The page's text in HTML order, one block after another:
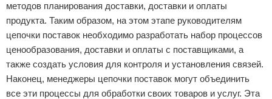
методов планирования доставки, доставки и оплаты
продукта. Таким образом, на этом этапе руководителям
цепочки поставок необходимо разработать набор процессов
ценообразования, доставки и оплаты с поставщиками, а
также создать условия для контроля и установления связей.
Наконец, менеджеры цепочки поставок могут объединить
все эти процессы для обработки своих товаров и услуг. Эта